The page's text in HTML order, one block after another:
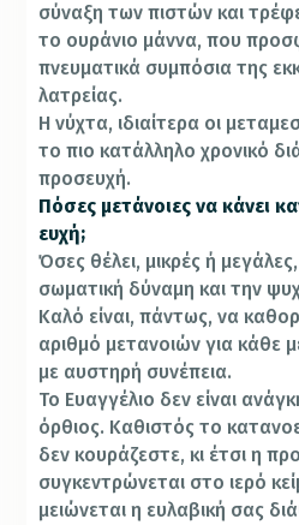
σύναξη των πιστών και
το ουράνιο μάννα, που
πνευματικά συμπόσια της
λατρείας.
Η νύχτα, ιδιαίτερα οι
το πιo κατάλληλο χρονικό
προσευχή.
Πόσες μετάνοιες να κάνει
ευχή;
Όσες θέλει, μικρές ή
σωματική δύναμη και την
Καλό είναι, πάντως, να
αριθμό μετανοιών για κάθε
με αυστηρή συνέπεια.
Το Ευαγγέλιο δεν είναι
όρθιος. Καθιστός το
δεν κουράζεστε, κι έτσι η
συγκεντρώνεται στο ιερό
μειώνεται η ευλαβική σας